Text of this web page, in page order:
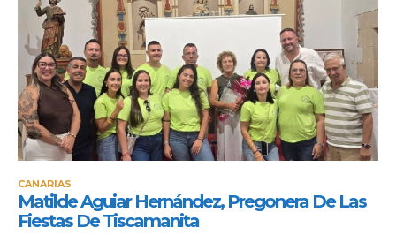
CANARIAS
Matilde Aguiar Hernández, Pregonera De Las
Fiestas De Tiscamanita